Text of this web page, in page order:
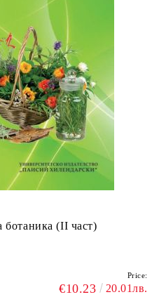
ботаника (II част)
Price:
€10.23 20.01лв.